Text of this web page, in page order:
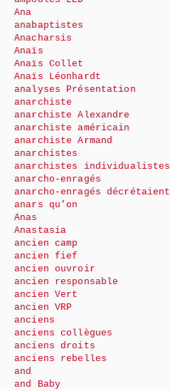
Ana
anabaptistes
Anacharsis
Anaïs
Anaïs Collet
Anaïs Léonhardt
analyses Présentation
anarchiste
anarchiste Alexandre
anarchiste américain
anarchiste Armand
anarchistes
anarchistes individualistes
anarcho-enragés
anarcho-enragés décrétaient
anars qu’on
Anas
Anastasia
ancien camp
ancien fief
ancien ouvroir
ancien responsable
ancien Vert
ancien VRP
anciens
anciens collègues
anciens droits
anciens rebelles
and
and Baby